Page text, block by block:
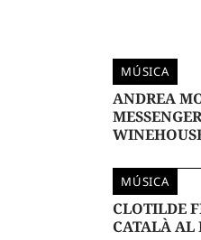
MÚSICA
ANDREA
MÚSICA
CLOTILDE
CATALÀ AL